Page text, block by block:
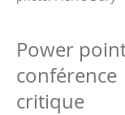
Power
critique